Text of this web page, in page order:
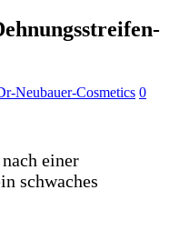
Neubauer-Cosmetics 0
einer
schwaches